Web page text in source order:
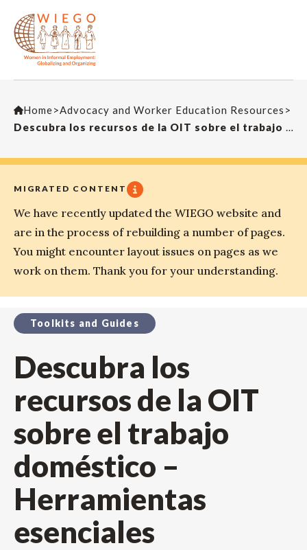
Home>Advocacy and Worker Education Resources >
Descubra los recursos de la OIT sobre el trabajo doméstico – Herramientas esenciales
MIGRATED CONTENT
We have recently updated the WIEGO website and
are in the process of rebuilding a number of pages.
You might encounter layout issues on pages as we
work on them. Thank you for your understanding.
Toolkits and Guides
Descubra los
recursos de la OIT
sobre el trabajo
doméstico –
Herramientas
esenciales